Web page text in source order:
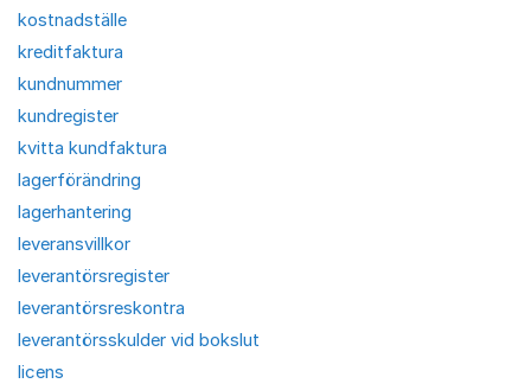
kostnadställe
kreditfaktura
kundnummer
kundregister
kvitta kundfaktura
lagerförändring
lagerhantering
leveransvillkor
leverantörsregister
leverantörsreskontra
leverantörsskulder vid bokslut
licens